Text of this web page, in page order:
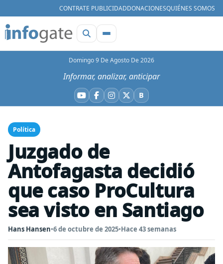
CONTRATE PUBLICIDADDONACIONESQUIÉNES SOMOS
Domingo 9 De Agosto De 2026
Informar, analizar, anticipar
YouTube
Facebook
Instagram
X BBluesky
Política
Juzgado de
Antofagasta decidió
que caso ProCultura
sea visto en Santiago
Hans Hansen•6 de octubre de 2025•Hace 43 semanas